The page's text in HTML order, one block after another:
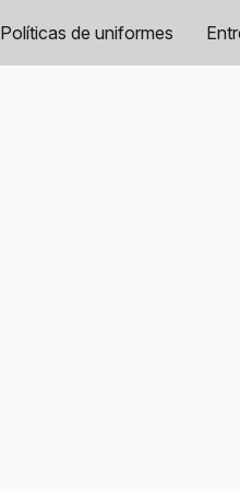
Políticas de uniformes